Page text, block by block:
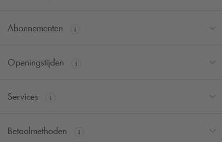
Abonnementen
Openingstijden
Services
Betaalmethoden